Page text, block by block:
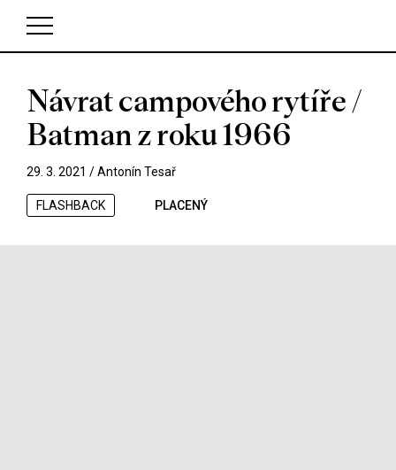
V košíku zatím nemáte žádné položky.
Návrat campového rytíře /
Batman z roku 1966
29. 3. 2021 /Antonín Tesař
FLASHBACK PLACENÝ